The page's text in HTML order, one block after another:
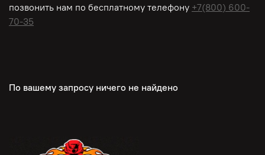
позвонить нам по бесплатному телефону +7(800) 600-
70-35
По вашему запросу ничего не найдено